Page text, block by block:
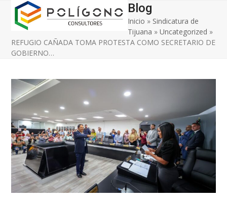
Skip
content
Open
mobile
menu
Close
mobile
menu
Blog
Inicio » Sindicatura de
Tijuana »Uncategorized »
REFUGIO CAÑADA TOMA PROTESTA COMO SECRETARIO DE
GOBIERNO…